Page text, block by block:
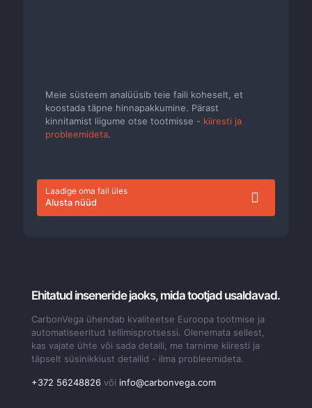
Meie süsteem analüüsib teie faili koheselt, et
koostada täpne hinnapakkumine. Pärast
kinnitamist liigume otse tootmisse - kiiresti ja
probleemideta.
Alusta nüüd
Laadige oma fail üles
Ehitatud inseneride jaoks, mida tootjad usaldavad.
CarbonVega ühendab kvaliteetse Euroopa tootmise ja
automatiseeritud tellimisprotsessi. Olenemata sellest,
kas vajate ühte või sada detaili, me tarnime kiiresti ja
täpselt süsinikkiust detailid - ilma probleemideta.
+372 56248826 või info@carbonvega.com